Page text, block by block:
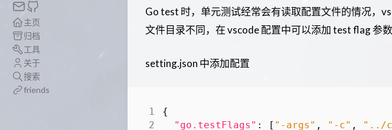
主页
归档
工具
关于
搜索
friends
Go test 时，单元测试经常会有读取配置文件的情况，
文件目录不同，在 vscode 配置中可以添加 test flag 参
setting.json 中添加配置
{
"go.testFlags" : [ "-args" , "-c" , "../